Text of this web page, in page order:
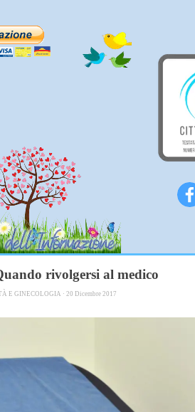
rivolgersi al medico
E GINECOLOGIA · 20 Dicembre 2017